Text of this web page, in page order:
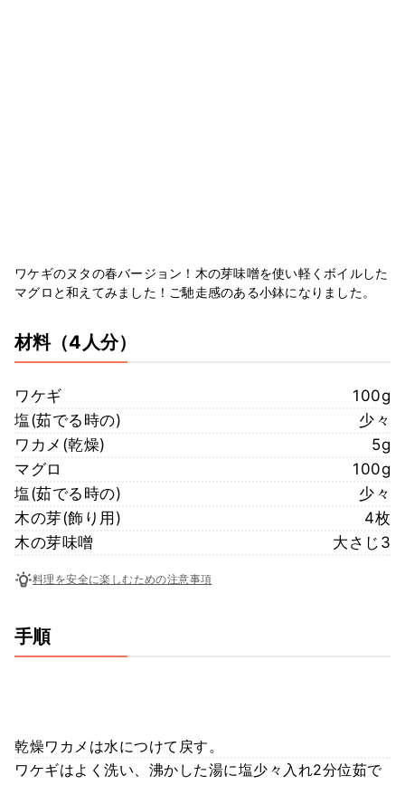
ワケギのヌタの春バージョン！木の芽味噌を使い軽くボイルした
マグロと和えてみました！ご馳走感のある小鉢になりました。
材料（4人分）
ワケギ
100g
塩(茹でる時の)
少々
ワカメ(乾燥)
5g
マグロ
100g
塩(茹でる時の)
少々
木の芽(飾り用)
4枚
木の芽味噌
大さじ3
料理を安全に楽しむための注意事項
手順
乾燥ワカメは水につけて戻す。
ワケギはよく洗い、沸かした湯に塩少々入れ2分位茹で